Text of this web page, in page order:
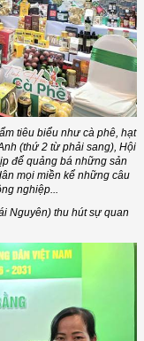
tiêu biểu như cà phê, hạt
(thứ 2 từ phải sang), Hội
để quảng bá những sản
mọi miền kể những câu
nghiệp...
Nguyên) thu hút sự quan